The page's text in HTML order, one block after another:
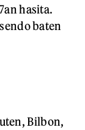
hasita.
baten
Bilbon,